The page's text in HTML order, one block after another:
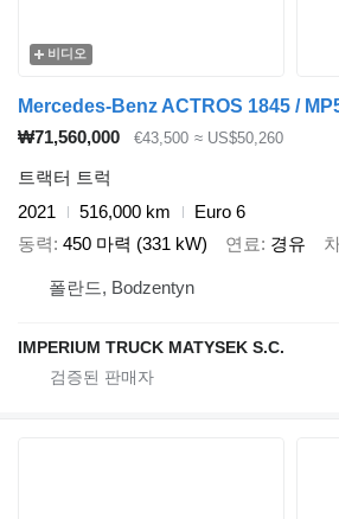
비디오
₩71,560,000 €43,500 ≈ US$50,260
트랙터 트럭
2021
516,000 km
Euro 6
동력 450 마력 (331 kW) 연료 경유
폴란드, Bodzentyn
IMPERIUM TRUCK MATYSEK S.C.